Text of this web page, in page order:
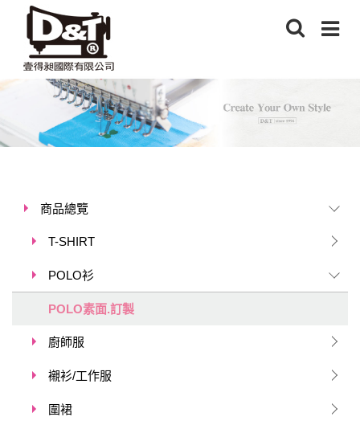
商品總覽
T-SHIRT
POLO衫
POLO素面.訂製
廚師服
襯衫/工作服
圍裙